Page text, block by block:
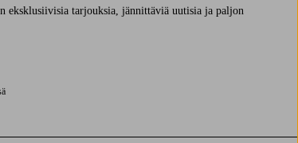
eksklusiivisia tarjouksia, jännittäviä uutisia ja paljon